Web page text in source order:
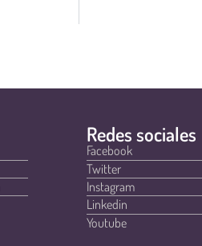
Redes sociales
Facebook
Twitter
Instagram
Linkedin
Youtube